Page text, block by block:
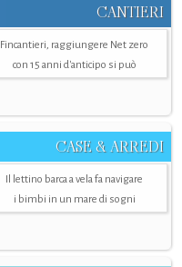
CANTIERI
Fincantieri, raggiungere Net zero
con 15 anni d'anticipo si può
CASE & ARREDI
Il lettino barca a vela fa navigare
i bimbi in un mare di sogni